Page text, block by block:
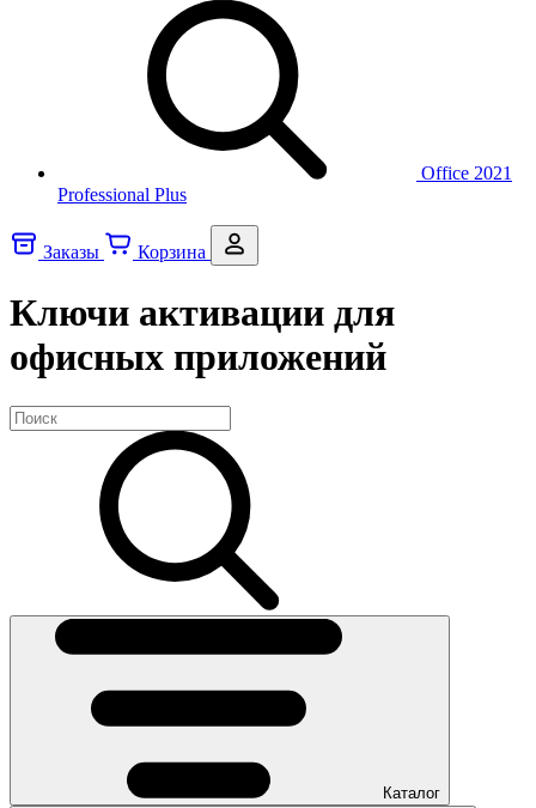
Office 2021
Professional Plus
Заказы Корзина
Ключи активации для
офисных приложений
Каталог